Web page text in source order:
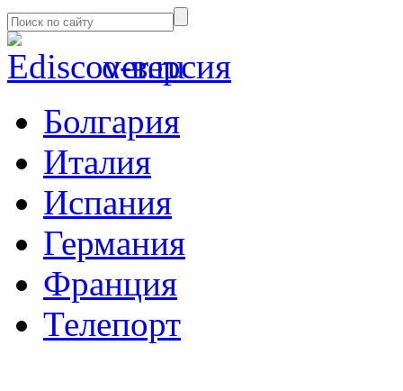
α-версия
Болгария
Италия
Испания
Германия
Франция
Телепорт